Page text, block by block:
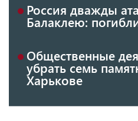
Россия дважды
Балаклею:
Общественные
убрать семь
Харькове